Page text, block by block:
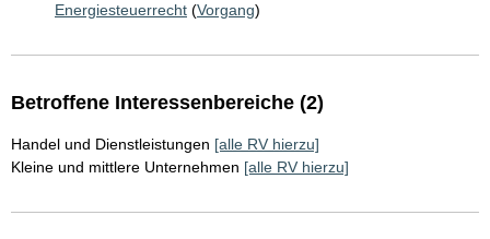
Energiesteuerrecht (Vorgang)
Betroffene Interessenbereiche (2)
Handel und Dienstleistungen [alle RV hierzu]
Kleine und mittlere Unternehmen [alle RV hierzu]